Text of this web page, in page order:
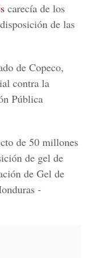
carecía de los
de las
de Copeco,
contra la
Pública
de 50 millones
de gel de
de Gel de
-